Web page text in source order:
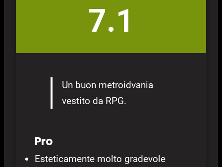
7.1
Un buon metroidvania
vestito da RPG.
Pro
Esteticamente molto gradevole